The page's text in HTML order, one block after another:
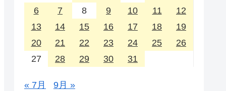
6
7 8 9 10 11
12
13
14 15 16 17 18
19
20
21 22 23 24 25
26
27
28 29 30 31
« 7月 9月 »